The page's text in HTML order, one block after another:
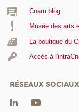
Cnam blog
Musée des arts
La boutique du
Accès à
RÉSEAUX SOCIAUX